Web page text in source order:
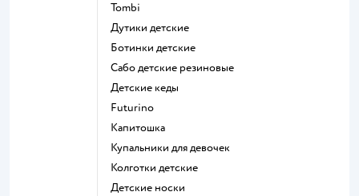
Tombi
Дутики детские
Ботинки детские
Сабо детские резиновые
Детские кеды
Futurino
Капитошка
Купальники для девочек
Колготки детские
Детские носки